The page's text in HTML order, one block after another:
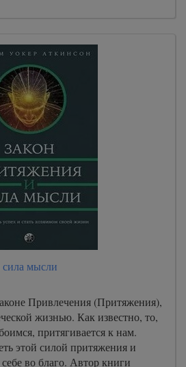
сила мысли
Привлечения (Притяжения),
жизнью. Как известно, то,
притягивается к нам.
этой силой притяжения и
себе во благо. Автор книги